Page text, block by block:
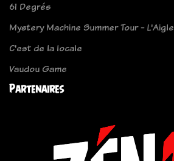
61 Degrés
Mystery Machine Summer Tour - L'Aigle
C'est de la locale
Vaudou Game
Partenaires